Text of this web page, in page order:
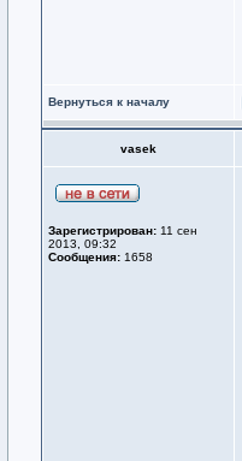
Вернуться к началу
vasek
Зарегистрирован: 11 сен
2013, 09:32
Сообщения: 1658